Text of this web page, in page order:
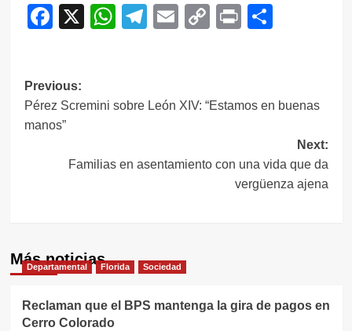
Facebook
X WhatsApp
Telegram
EmailCopy
Print
Navegación
de
Previous:
Pérez Scremini sobre León XIV: “Estamos en buenas
manos”
Next:
Familias en asentamiento con una vida que da
vergüenza ajena
Más noticias
Departamental Florida Sociedad
Reclaman que el BPS mantenga la gira de pagos en
Cerro Colorado